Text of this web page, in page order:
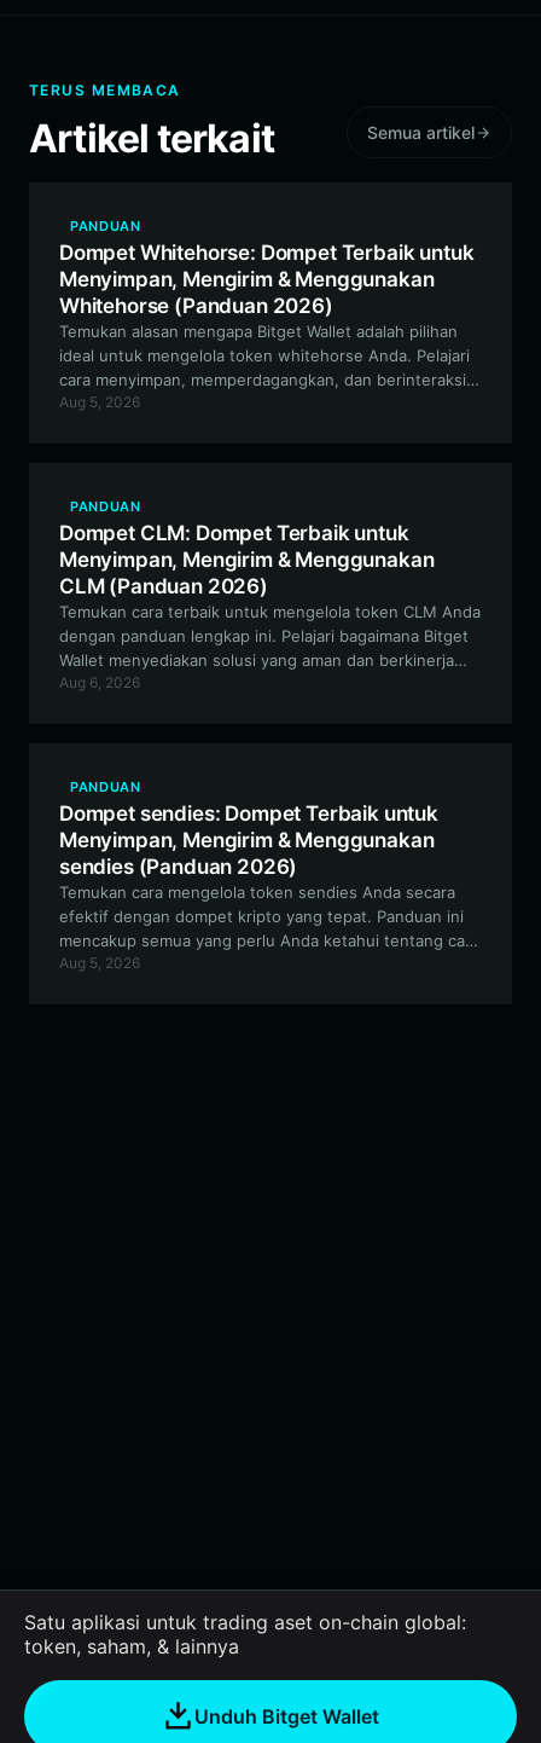
TERUS MEMBACA
Artikel terkait Semua artikel
PANDUAN
Dompet Whitehorse: Dompet Terbaik untuk
Menyimpan, Mengirim & Menggunakan
Whitehorse (Panduan 2026)
Temukan alasan mengapa Bitget Wallet adalah pilihan
ideal untuk mengelola token whitehorse Anda. Pelajari
cara menyimpan, memperdagangkan, dan berinteraksi
dengan aset Meme berbasis komunitas ini di ekosistem
Aug 5, 2026
PANDUAN
Dompet CLM: Dompet Terbaik untuk
Menyimpan, Mengirim & Menggunakan
CLM (Panduan 2026)
Temukan cara terbaik untuk mengelola token CLM Anda
dengan panduan lengkap ini. Pelajari bagaimana Bitget
Wallet menyediakan solusi yang aman dan berkinerja
tinggi untuk berinteraksi dengan ekosistem Chinese
Aug 6, 2026
PANDUAN
Dompet sendies: Dompet Terbaik untuk
Menyimpan, Mengirim & Menggunakan
sendies (Panduan 2026)
Temukan cara mengelola token sendies Anda secara
efektif dengan dompet kripto yang tepat. Panduan ini
mencakup semua yang perlu Anda ketahui tentang cara
mengatur dompet yang aman dan kompatibel dengan
Aug 5, 2026
Satu aplikasi untuk trading aset on-chain global:
token, saham, & lainnya
Unduh Bitget Wallet